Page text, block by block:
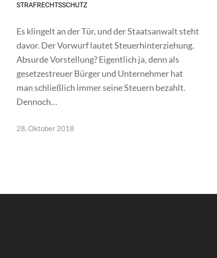
STRAFRECHTSSCHUTZ
Es klingelt an der Tür, und der Staatsanwalt steht
davor. Der Vorwurf lautet Steuerhinterziehung.
Absurde Vorstellung? Eigentlich ja, denn als
gesetzestreuer Bürger und Unternehmer hat
man schließlich immer seine Steuern bezahlt.
Dennoch…
28. Oktober 2018